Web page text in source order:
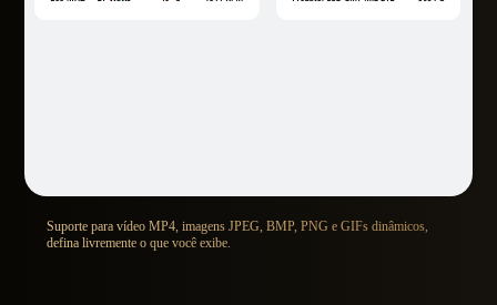
Suporte para vídeo MP4, imagens JPEG, BMP, PNG e GIFs dinâmicos,
defina livremente o que você exibe.